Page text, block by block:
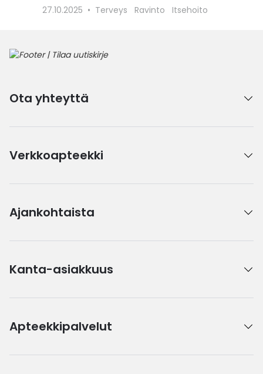
27.10.2025
Terveys Ravinto Itsehoito
Ota yhteyttä
Verkkoapteekki
Ajankohtaista
Kanta-asiakkuus
Apteekkipalvelut